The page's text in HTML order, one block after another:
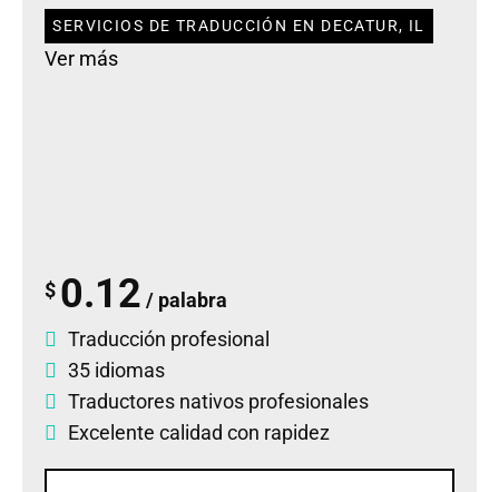
SERVICIOS DE TRADUCCIÓN EN DECATUR, IL
Ver más
$ 0.12 / palabra
Traducción profesional
35 idiomas
Traductores nativos profesionales
Excelente calidad con rapidez